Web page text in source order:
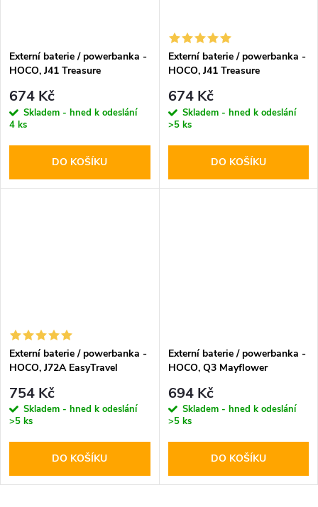
Externí baterie / powerbanka -
HOCO, J41 Treasure
674 Kč
Skladem - hned k odeslání
4 ks
DO KOŠÍKU
Externí baterie / powerbanka -
HOCO, J41 Treasure
674 Kč
Skladem - hned k odeslání
>5 ks
DO KOŠÍKU
Externí baterie / powerbanka -
HOCO, J72A EasyTravel
754 Kč
Skladem - hned k odeslání
>5 ks
DO KOŠÍKU
Externí baterie / powerbanka -
HOCO, Q3 Mayflower
Black
694 Kč
Skladem - hned k odeslání
>5 ks
DO KOŠÍKU